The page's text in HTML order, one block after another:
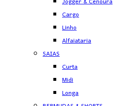
Cargo
Linho
Alfaiataria
SAIAS
Curta
Midi
Longa